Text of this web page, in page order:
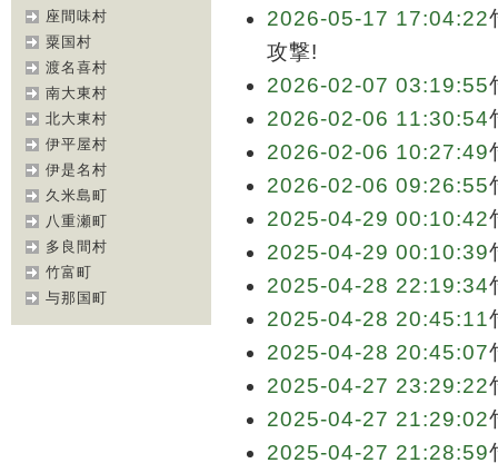
座間味村
粟国村
渡名喜村
南大東村
北大東村
伊平屋村
伊是名村
久米島町
八重瀬町
多良間村
竹富町
与那国町
2026-05-17 17:04:22
攻撃!
2026-02-07 03:19:55
2026-02-06 11:30:54
2026-02-06 10:27:49
2026-02-06 09:26:55
2025-04-29 00:10:42
2025-04-29 00:10:39
2025-04-28 22:19:34
2025-04-28 20:45:11
2025-04-28 20:45:07
2025-04-27 23:29:22
2025-04-27 21:29:02
2025-04-27 21:28:59